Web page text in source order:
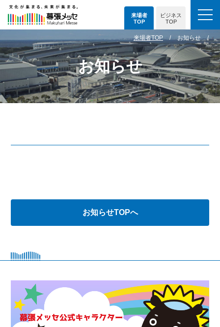
来場者
TOP
ビジネス
TOP
お知らせ
来場者TOP お知らせ
お知らせTOPへ